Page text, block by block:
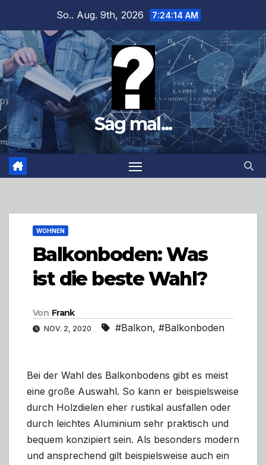
springen
So.. Aug. 9th, 2026 7:24:15 AM
Sag mal...
WOHNEN
Balkonboden: Was
ist die beste Wahl?
Von Frank
NOV. 2, 2020 #Balkon, #Balkonboden
Bei der Wahl des Balkonbodens gibt es meist
eine große Auswahl. So kann er beispielsweise
durch Holzdielen eher rustikal ausfallen oder
durch leichtes Aluminium sehr praktisch und
bequem konzipiert sein. Als besonders modern
und ansprechend gilt beispielsweise auch ein